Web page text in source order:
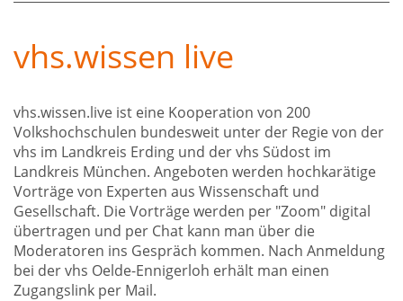
vhs.wissen live
vhs.wissen.live ist eine Kooperation von 200
Volkshochschulen bundesweit unter der Regie von der
vhs im Landkreis Erding und der vhs Südost im
Landkreis München. Angeboten werden hochkarätige
Vorträge von Experten aus Wissenschaft und
Gesellschaft. Die Vorträge werden per "Zoom" digital
übertragen und per Chat kann man über die
Moderatoren ins Gespräch kommen. Nach Anmeldung
bei der vhs Oelde-Ennigerloh erhält man einen
Zugangslink per Mail.